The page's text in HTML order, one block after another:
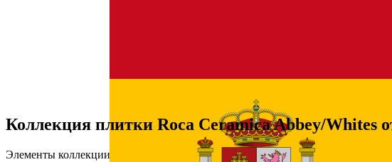
Коллекция плитки Roca Ceramica Abbey/Whites
Элементы коллекции